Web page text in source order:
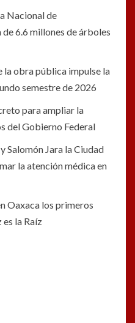
Nacional de
6.6 millones de árboles
la obra pública impulse la
semestre de 2026
para ampliar la
del Gobierno Federal
Salomón Jara la Ciudad
la atención médica en
Oaxaca los primeros
la Raíz